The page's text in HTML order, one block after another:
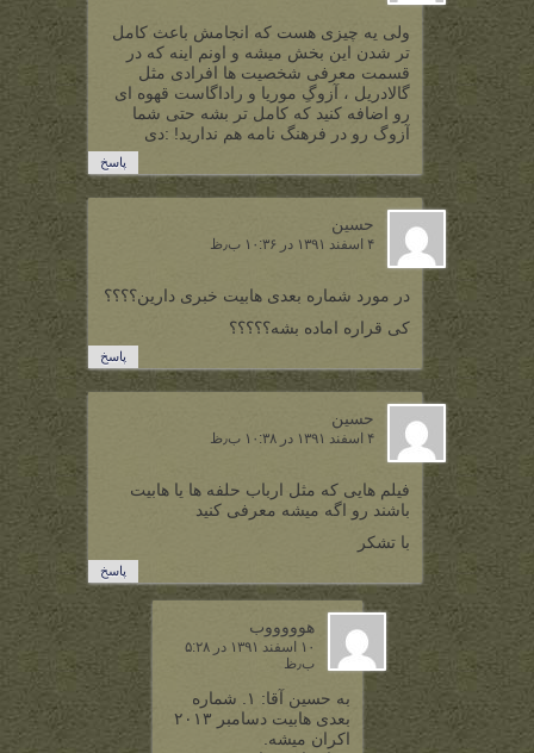
ولی یه چیزی هست که انجامش باعث کامل
تر شدن این بخش میشه و اونم اینه که در
قسمت معرفی شخصیت ها افرادی مثل
گالادریل ، آزوگِ موریا و راداگاست قهوه ای
رو اضافه کنید که کامل تر بشه حتی شما
آزوگ رو در فرهنگ نامه هم ندارید! :دی
پاسخ
حسین
۴ اسفند ۱۳۹۱ در ۱۰:۳۶ ب٫ظ
در مورد شماره بعدی هابیت خبری دارین؟؟؟؟
کی قراره اماده بشه؟؟؟؟؟
پاسخ
حسین
۴ اسفند ۱۳۹۱ در ۱۰:۳۸ ب٫ظ
فیلم هایی که مثل ارباب حلفه ها یا هابیت
باشند رو اگه میشه معرفی کنید
با تشکر
پاسخ
هوووووب
۱۰ اسفند ۱۳۹۱ در ۵:۲۸
ب٫ظ
به حسین آقا: ۱. شماره
بعدی هابیت دسامبر ۲۰۱۳
اکران میشه.